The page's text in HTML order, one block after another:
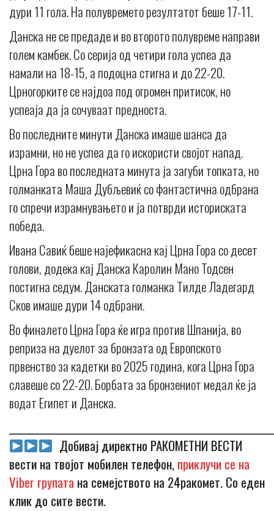
дури 11 гола. На полувремето резултатот беше 17-11.
Данска не се предаде и во второто полувреме направи
голем камбек. Со серија од четири гола успеа да
намали на 18-15, а подоцна стигна и до 22-20.
Црногорките се најдоа под огромен притисок, но
успеаја да ја сочуваат предноста.
Во последните минути Данска имаше шанса да
израмни, но не успеа да го искористи својот напад.
Црна Гора во последната минута ја загуби топката, но
голманката Маша Дубљевиќ со фантастична одбрана
го спречи израмнувањето и ја потврди историската
победа.
Ивана Савиќ беше најефикасна кај Црна Гора со десет
голови, додека кај Данска Каролин Мано Тодсен
постигна седум. Данската голманка Тилде Ладегард
Сков имаше дури 14 одбрани.
Во финалето Црна Гора ќе игра против Шпанија, во
реприза на дуелот за бронзата од Европското
првенство за кадетки во 2025 година, кога Црна Гора
славеше со 22-20. Борбата за бронзениот медал ќе ја
водат Египет и Данска.
Добивај директно РАКОМЕТНИ ВЕСТИ
вести на твојот мобилен телефон,приклучи се на
Viber групата на семејството на 24ракомет. Со еден
клик до сите вести.